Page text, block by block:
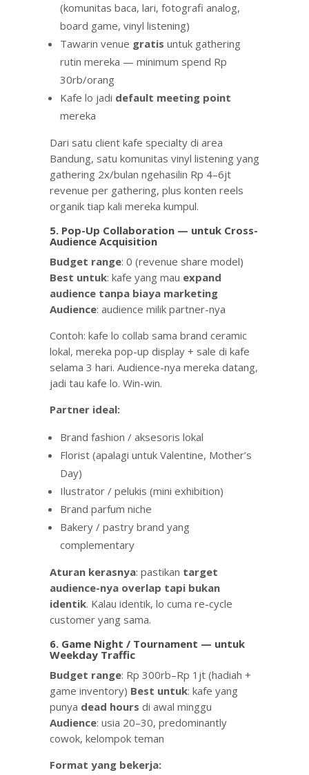
(komunitas baca, lari, fotografi analog,
board game, vinyl listening)
Tawarin venue gratis untuk gathering
rutin mereka — minimum spend Rp
30rb/orang
Kafe lo jadi default meeting point
mereka
Dari satu client kafe specialty di area
Bandung, satu komunitas vinyl listening yang
gathering 2x/bulan ngehasilin Rp 4–6jt
revenue per gathering, plus konten reels
organik tiap kali mereka kumpul.
5. Pop-Up Collaboration — untuk Cross-
Audience Acquisition
Budget range: 0 (revenue share model)
Best untuk: kafe yang mau expand
audience tanpa biaya marketing
Audience: audience milik partner-nya
Contoh: kafe lo collab sama brand ceramic
lokal, mereka pop-up display + sale di kafe
selama 3 hari. Audience-nya mereka datang,
jadi tau kafe lo. Win-win.
Partner ideal:
Brand fashion / aksesoris lokal
Florist (apalagi untuk Valentine, Mother’s
Day)
Ilustrator / pelukis (mini exhibition)
Brand parfum niche
Bakery / pastry brand yang
complementary
Aturan kerasnya: pastikan target
audience-nya overlap tapi bukan
identik. Kalau identik, lo cuma re-cycle
customer yang sama.
6. Game Night / Tournament — untuk
Weekday Traffic
Budget range: Rp 300rb–Rp 1jt (hadiah +
game inventory) Best untuk: kafe yang
punya dead hours di awal minggu
Audience: usia 20–30, predominantly
cowok, kelompok teman
Format yang bekerja: